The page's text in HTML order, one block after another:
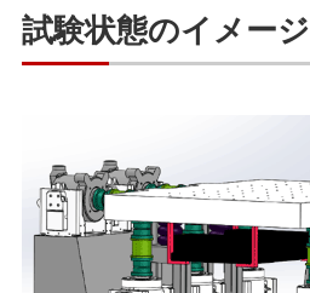
試験状態のイメージ